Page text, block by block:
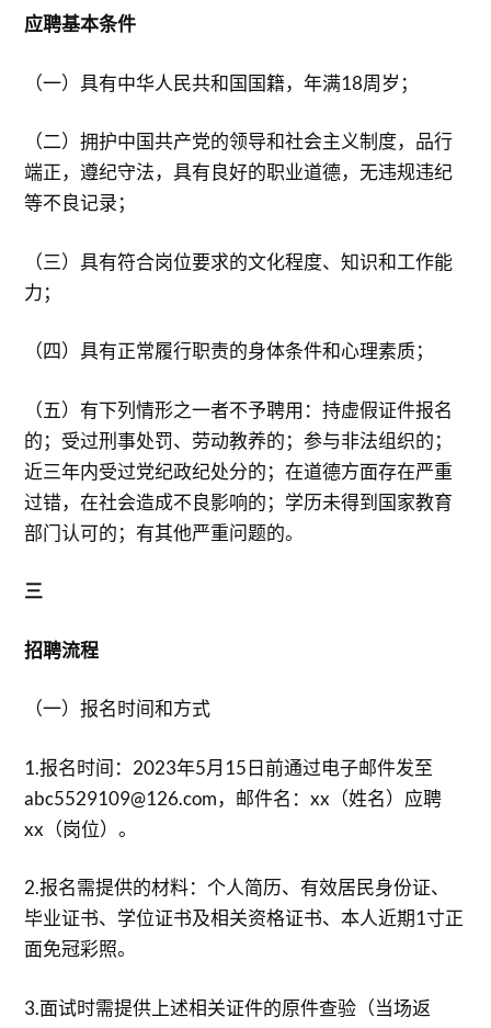
应聘基本条件
（一）具有中华人民共和国国籍，年满18周岁；
（二）拥护中国共产党的领导和社会主义制度，品行
端正，遵纪守法，具有良好的职业道德，无违规违纪
等不良记录；
（三）具有符合岗位要求的文化程度、知识和工作能
力；
（四）具有正常履行职责的身体条件和心理素质；
（五）有下列情形之一者不予聘用：持虚假证件报名
的；受过刑事处罚、劳动教养的；参与非法组织的；
近三年内受过党纪政纪处分的；在道德方面存在严重
过错，在社会造成不良影响的；学历未得到国家教育
部门认可的；有其他严重问题的。
三
招聘流程
（一）报名时间和方式
1.报名时间：2023年5月15日前通过电子邮件发至
abc5529109@126.com，邮件名：xx（姓名）应聘
xx（岗位）。
2.报名需提供的材料：个人简历、有效居民身份证、
毕业证书、学位证书及相关资格证书、本人近期1寸正
面免冠彩照。
3.面试时需提供上述相关证件的原件查验（当场返